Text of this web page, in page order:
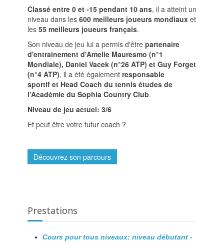
Classé entre 0 et -15 pendant 10 ans, il a atteint un
niveau dans les 600 meilleurs joueurs mondiaux et
les 55 meilleurs joueurs français.
Son niveau de jeu lui a permis d'être partenaire
d'entrainement d'Amelie Mauresmo (n°1
Mondiale), Daniel Vacek (n°26 ATP) et Guy Forget
(n°4 ATP), il a été également responsable
sportif et Head Coach du tennis études de
l'Académie du Sophia Country Club.
Niveau de jeu actuel: 3/6
Et peut être votre futur coach ?
Découvrez son parcours
Prestations
Cours pour tous niveaux: niveau débutant -